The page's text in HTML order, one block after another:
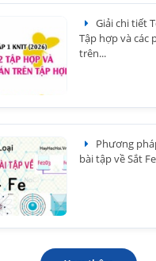
Giải chi tiết
Tập hợp và các
trên...
Phương
bài tập về Sắt